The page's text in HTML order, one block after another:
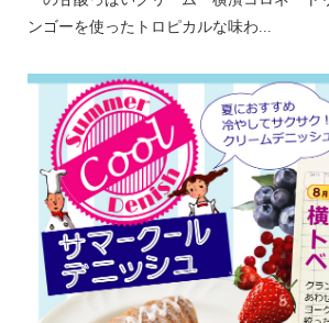
ンゴーを使ったトロピカルな味わ...